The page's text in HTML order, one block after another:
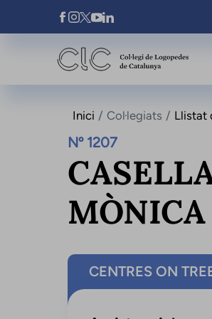
Vés al contingut
Xarxes Socials
Inici Col·legiats Llistat
Nº 1207
MÒNICA
CENTRES ON